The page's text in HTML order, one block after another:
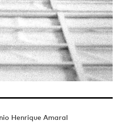
Henrique Amaral